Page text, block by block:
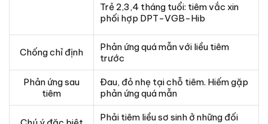
Trẻ 2,3,4 tháng tuổi: tiêm vắc xin
phối hợp DPT-VGB-Hib
Chống chỉ định
Phản ứng quá mẫn với liều tiêm
trước
Phản ứng sau
tiêm
Đau, đỏ nhẹ tại chỗ tiêm. Hiếm gặp
phản ứng quá mẫn
Phải tiêm liều sơ sinh ở những đối